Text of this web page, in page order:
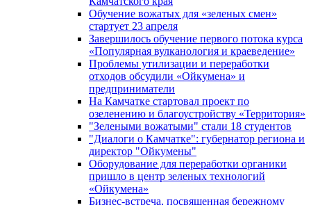
Обучение вожатых для «зеленых смен»
стартует 23 апреля
Завершилось обучение первого потока курса
«Популярная вулканология и краеведение»
Проблемы утилизации и переработки
отходов обсудили «Ойкумена» и
предприниматели
На Камчатке стартовал проект по
озеленению и благоустройству «Территория»
"Зелеными вожатыми" стали 18 студентов
"Диалоги о Камчатке": губернатор региона и
директор "Ойкумены"
Оборудование для переработки органики
пришло в центр зеленых технологий
«Ойкумена»
Бизнес-встреча, посвященная бережному